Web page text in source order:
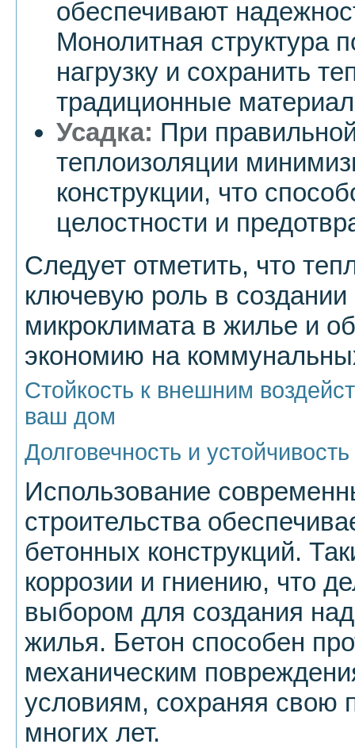
обеспечивают
Монолитная структура
нагрузку и сохранить
традиционные
Усадка: При
теплоизоляции
конструкции, что
целостности и
Следует отметить, что
ключевую роль в
микроклимата в жилье и
экономию на
Стойкость к внешним
ваш дом
Долговечность и устойчивость
Использование
строительства
бетонных конструкций.
коррозии и гниению, что
выбором для создания
жилья. Бетон способен
механическим
условиям, сохраняя свою
многих лет.